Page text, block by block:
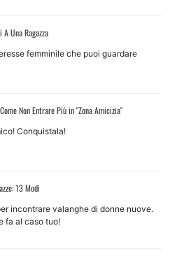
Una Ragazza
femminile che puoi guardare
Non Entrare Più in "Zona Amicizia"
Conquistala!
13 Modi
incontrare valanghe di donne nuove.
fa al caso tuo!